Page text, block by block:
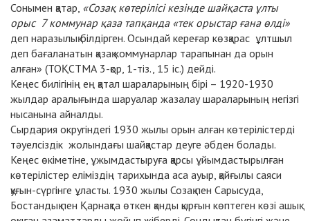
Сонымен қатар, «Созақ көтерілісі кезінде шайқаста ұлты
орыс 7 коммунар қаза тапқанда «тек орыстар ғана өлді»
деп наразылық білдірген. Осындай кереғар көзқарас ұлтшыл
деп бағаланатын қазақ коммунарлар тарапынан да орын
алған» (ТОҚСТМА 3-қор, 1-тіз., 15 іс.) дейді.
Кеңес билігінің ең қатал шараларының бірі – 1920-1930
жылдар аралығында шаруалар жазалау шараларының негізгі
нысанына айналды.
Сырдария округіндегі 1930 жылы орын алған көтерілістерді
тәуелсіздік жолындағы шайқастар деуге әбден болады.
Кеңес өкіметіне, ұжымдастыруға қарсы ұйымдастырылған
көтерілістер еліміздің тарихында аса ауыр, қайғылы саяси
қуғын-сүргінге ұласты. 1930 жылы Созақ пен Сарысуда,
Бостандық пен Қарнақта өткен қанды қырғын көптеген көзі ашық